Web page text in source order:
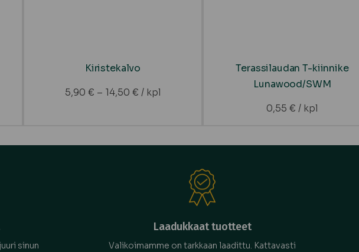
Kiristekalvo
5,90 € – 14,50 € / kpl
Terassilaudan T-kiinnike
Lunawood/SWM
0,55 € / kpl
sinun
Laadukkaat tuotteet
Valikoimamme on tarkkaan laadittu. Kattavasti